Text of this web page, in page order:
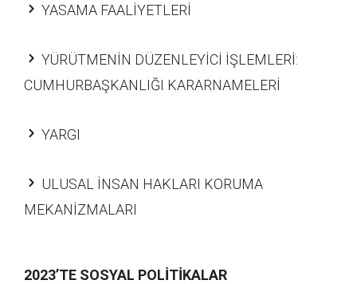
YASAMA FAALİYETLERİ
YÜRÜTMENİN DÜZENLEYİCİ İŞLEMLERİ:
CUMHURBAŞKANLIĞI KARARNAMELERİ
YARGI
ULUSAL İNSAN HAKLARI KORUMA
MEKANİZMALARI
2023’TE SOSYAL POLİTİKALAR